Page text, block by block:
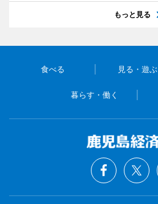
もっと見る
食べる 見る・遊ぶ
暮らす・働く